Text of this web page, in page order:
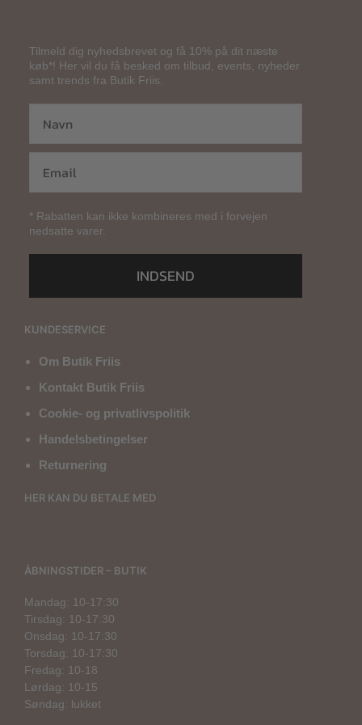
Tilmeld dig nyhedsbrevet og få 10% på dit næste
køb*! Her vil du få besked om tilbud, events, nyheder
samt trends fra Butik Friis.
* Rabatten kan ikke kombineres med i forvejen
nedsatte varer.
INDSEND
KUNDESERVICE
Om Butik Friis
Kontakt Butik Friis
Cookie- og privatlivspolitik
Handelsbetingelser
Returnering
HER KAN DU BETALE MED
ÅBNINGSTIDER – BUTIK
Mandag: 10-17:30
Tirsdag: 10-17:30
Onsdag: 10-17:30
Torsdag: 10-17:30
Fredag: 10-18
Lørdag: 10-15
Søndag: lukket